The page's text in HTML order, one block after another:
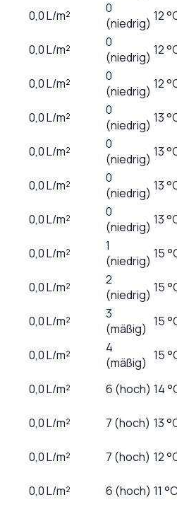
0,0L/m²
0
(niedrig) 12
0,0L/m²
0
(niedrig) 12
0,0L/m²
0
(niedrig) 12
0,0L/m²
0
(niedrig) 13
0,0L/m²
0
(niedrig) 13
0,0L/m²
0
(niedrig) 13
0,0L/m²
0
(niedrig) 13
0,0L/m²
1
(niedrig) 15
0,0L/m²
2
(niedrig) 15
0,0L/m²
3
(mäßig) 15
0,0L/m²
4
(mäßig) 15
0,0L/m² 6 (hoch) 14
0,0L/m² 7 (hoch) 13
0,0L/m² 7 (hoch) 12
0,0L/m² 6 (hoch) 11